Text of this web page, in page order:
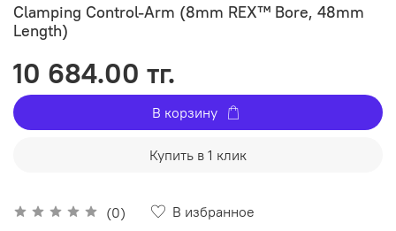
Clamping Control-Arm (8mm REX™ Bore, 48mm
Length)
(0)
В избранное
10 684.00 тг.
В корзину
Купить в 1 клик